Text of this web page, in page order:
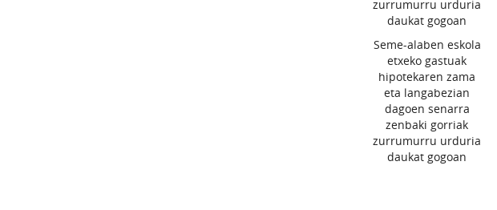
zurrumurru urduria
daukat gogoan
Seme-alaben eskola
etxeko gastuak
hipotekaren zama
eta langabezian
dagoen senarra
zenbaki gorriak
zurrumurru urduria
daukat gogoan